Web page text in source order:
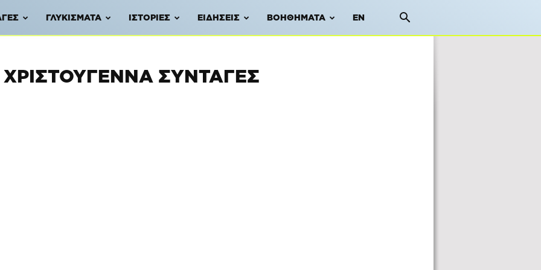
ΓΛΥΚΊΣΜΑΤΑ ΙΣΤΟΡΊΕΣ ΕΙΔΉΣΕΙΣ ΒΟΗΘΉΜΑΤΑ EN
ΧΡΙΣΤΟΎΓΕΝΝΑ ΣΥΝΤΑΓΈΣ